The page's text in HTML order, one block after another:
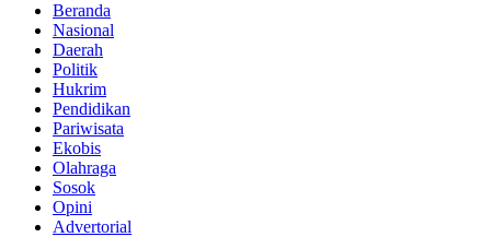
Beranda
Nasional
Daerah
Politik
Hukrim
Pendidikan
Pariwisata
Ekobis
Olahraga
Sosok
Opini
Advertorial